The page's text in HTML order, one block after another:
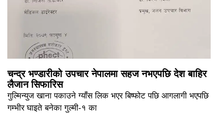
चन्द्र भण्डारीको उपचार नेपालमा सहज नभएपछि देश बाहिर
लैजान सिफारिस
गुल्मिन्युज खाना पकाउने ग्याँस लिक भएर बिष्फोट पछि आगलागी भएपछि
गम्भीर घाइते बनेका गुल्मी-१ का